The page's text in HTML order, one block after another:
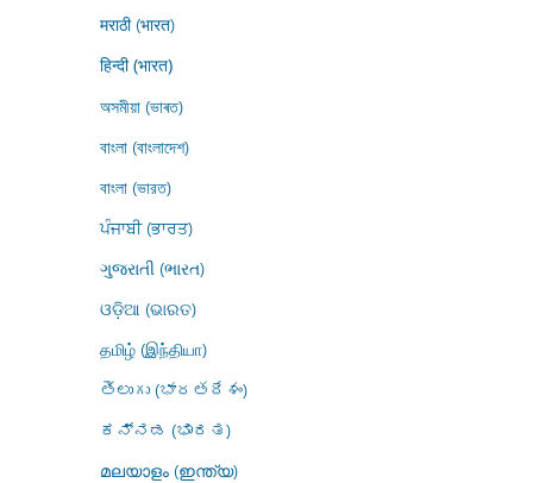
मराठी (भारत)
हिन्दी (भारत)
অসমীয়া (ভাৰত)
বাংলা (বাংলাদেশ)
বাংলা (ভারত)
ਪੰਜਾਬੀ (ਭਾਰਤ)
ગુજરાતી (ભારત)
ଓଡ଼ିଆ (ଭାରତ)
தமிழ் (இந்தியா)
తెలుగు (భారతదేశం)
ಕನ್ನಡ (ಭಾರತ)
മലയാളം (ഇന്ത്യ)